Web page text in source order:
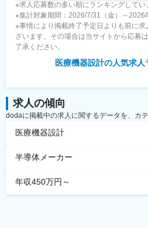
※求人応募数の多い順にランキングしてい
※集計対象期間：2026/7/31（金）～2026/
※事情により掲載終了予定日よりも前に
ざいます。その場合は当サイトから応募
了承ください。
医療機器設計の人気求人
求人の傾向
dodaに掲載中の求人に関するデータを、カ
医療機器設計
半導体メーカー
年収450万円～